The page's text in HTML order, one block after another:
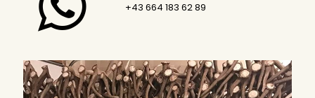
+43 664 183 62 89